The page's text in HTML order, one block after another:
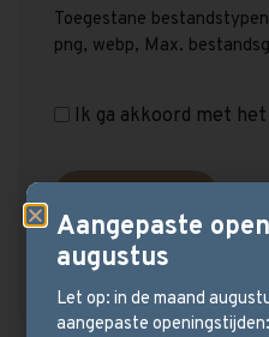
Toegestane
png, webp, Max.
Instemming
Ik ga akkoord met het
Aangepaste
augustus
Let op: in de maand
aangepaste openingstijden: